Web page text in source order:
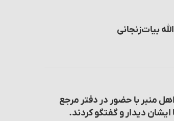
بیات‌زنجانی
منبر با حضور در دفتر مرجع
ایشان دیدار و گفتگو کردند.